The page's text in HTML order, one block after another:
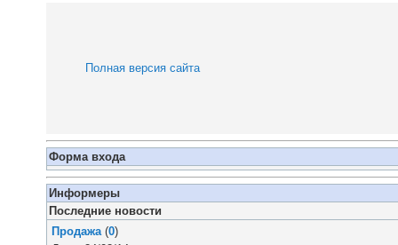
Полная версия сайта
Форма входа
Информеры
Последние новости
Продажа (0)